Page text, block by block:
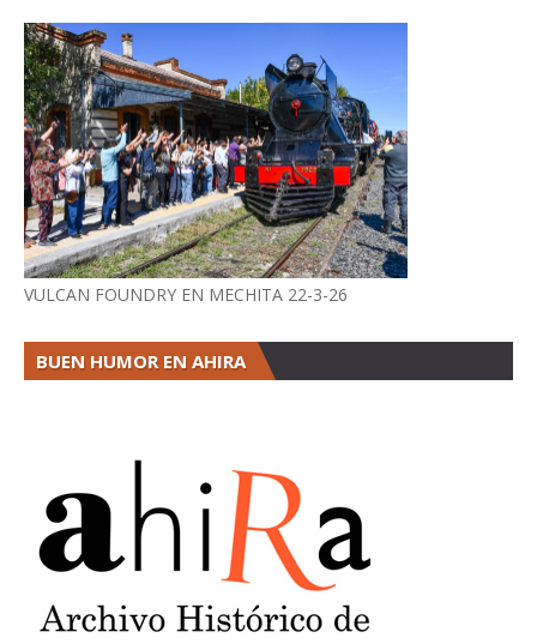
VULCAN FOUNDRY EN MECHITA 22-3-26
BUEN HUMOR EN AHIRA